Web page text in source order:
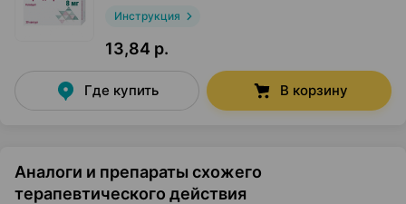
Инструкция
13,84 р.
Где купить В корзину
Аналоги и препараты схожего
терапевтического действия